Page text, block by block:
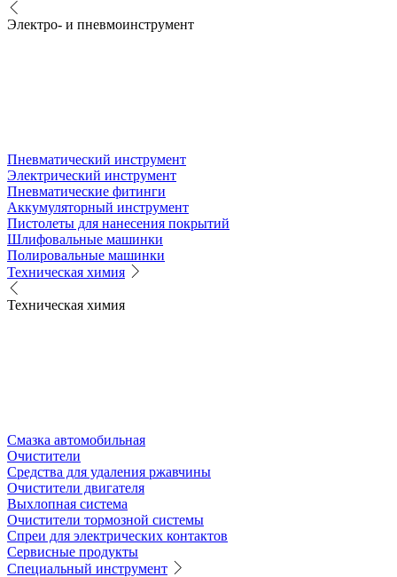
Электро- и пневмоинструмент
Пневматический инструмент
Электрический инструмент
Пневматические фитинги
Аккумуляторный инструмент
Пистолеты для нанесения покрытий
Шлифовальные машинки
Полировальные машинки
Техническая химия
Техническая химия
Смазка автомобильная
Очистители
Средства для удаления ржавчины
Очистители двигателя
Выхлопная система
Очистители тормозной системы
Спреи для электрических контактов
Сервисные продукты
Специальный инструмент